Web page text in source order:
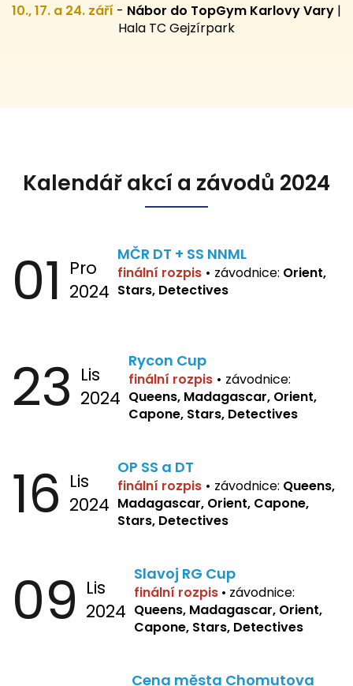
10., 17. a 24. září - Nábor do TopGym Karlovy Vary |
Hala TC Gejzírpark
Kalendář akcí a závodů 2024
01 Pro
2024
MČR DT + SS NNML
finální rozpis • závodnice: Orient,
Stars, Detectives
23 Lis
2024
Rycon Cup
finální rozpis • závodnice:
Queens, Madagascar, Orient,
Capone, Stars, Detectives
16 Lis
2024
OP SS a DT
finální rozpis • závodnice: Queens,
Madagascar, Orient, Capone,
Stars, Detectives
09 Lis
2024
Slavoj RG Cup
finální rozpis • závodnice:
Queens, Madagascar, Orient,
Capone, Stars, Detectives
Cena města Chomutova